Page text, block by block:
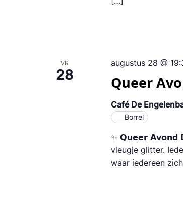
VR
28 Queer
augustus 28 @
Café De
Borrel
✨ 𝗤𝘂𝗲𝗲𝗿 𝗔𝘃𝗼𝗻𝗱
vleugje glitter.
waar iedereen